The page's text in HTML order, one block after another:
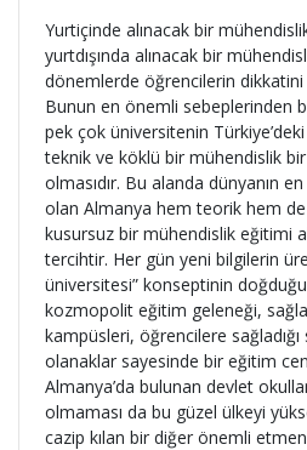
Yurtiçinde alınacak bir
yurtdışında alınacak bir
dönemlerde öğrencilerin dikkatini
Bunun en önemli sebeplerinden
pek çok üniversitenin
teknik ve köklü bir mühendislik
olmasıdır. Bu alanda dünyanın
olan Almanya hem teorik hem
kusursuz bir mühendislik eğitimi
tercihtir. Her gün yeni bilgilerin
üniversitesi” konseptinin
kozmopolit eğitim geleneği,
kampüsleri, öğrencilere
olanaklar sayesinde bir eğitim
Almanya’da bulunan devlet
olmaması da bu güzel ülkeyi
cazip kılan bir diğer önemli